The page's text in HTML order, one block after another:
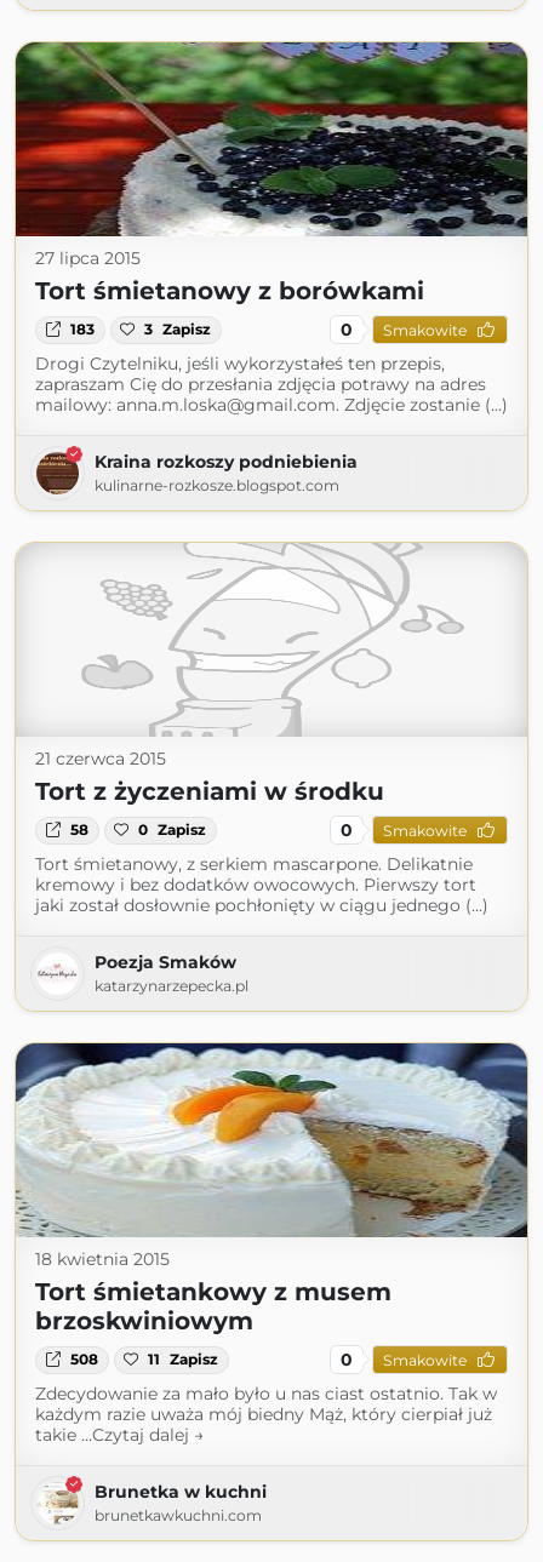
27 lipca 2015
Tort śmietanowy z borówkami
183 3 Zapisz 0 Smakowite
Drogi Czytelniku, jeśli wykorzystałeś ten przepis,
zapraszam Cię do przesłania zdjęcia potrawy na adres
mailowy: anna.m.loska@gmail.com. Zdjęcie zostanie (...)
Kraina rozkoszy podniebienia
kulinarne-rozkosze.blogspot.com
21 czerwca 2015
Tort z życzeniami w środku
58 0 Zapisz 0 Smakowite
Tort śmietanowy, z serkiem mascarpone. Delikatnie
kremowy i bez dodatków owocowych. Pierwszy tort
jaki został dosłownie pochłonięty w ciągu jednego (...)
Poezja Smaków
katarzynarzepecka.pl
18 kwietnia 2015
Tort śmietankowy z musem
brzoskwiniowym
508 11 Zapisz 0 Smakowite
Zdecydowanie za mało było u nas ciast ostatnio. Tak w
każdym razie uważa mój biedny Mąż, który cierpiał już
takie …Czytaj dalej →
Brunetka w kuchni
brunetkawkuchni.com